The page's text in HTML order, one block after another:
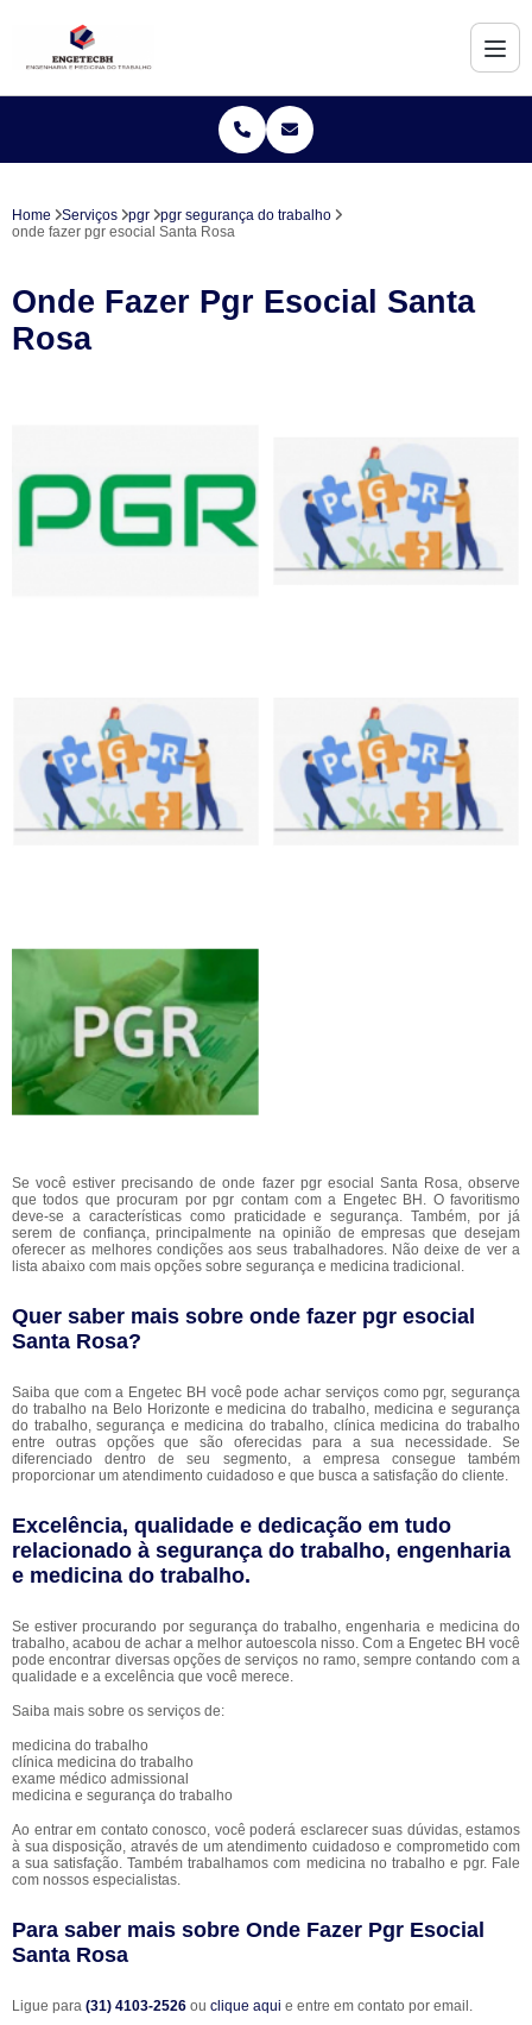
Home Serviços pgr
pgr segurança do trabalho
onde fazer pgr esocial Santa Rosa
Onde Fazer Pgr Esocial Santa
Rosa
Se você estiver precisando de onde fazer pgr esocial Santa Rosa, observe
que todos que procuram por pgr contam com a Engetec BH. O favoritismo
deve-se a características como praticidade e segurança. Também, por já
serem de confiança, principalmente na opinião de empresas que desejam
oferecer as melhores condições aos seus trabalhadores. Não deixe de ver a
lista abaixo com mais opções sobre segurança e medicina tradicional.
Quer saber mais sobre onde fazer pgr esocial
Santa Rosa?
Saiba que com a Engetec BH você pode achar serviços como pgr, segurança
do trabalho na Belo Horizonte e medicina do trabalho, medicina e segurança
do trabalho, segurança e medicina do trabalho, clínica medicina do trabalho
entre outras opções que são oferecidas para a sua necessidade. Se
diferenciado dentro de seu segmento, a empresa consegue também
proporcionar um atendimento cuidadoso e que busca a satisfação do cliente.
Excelência, qualidade e dedicação em tudo
relacionado à segurança do trabalho, engenharia
e medicina do trabalho.
Se estiver procurando por segurança do trabalho, engenharia e medicina do
trabalho, acabou de achar a melhor autoescola nisso. Com a Engetec BH você
pode encontrar diversas opções de serviços no ramo, sempre contando com a
qualidade e a excelência que você merece.
Saiba mais sobre os serviços de:
medicina do trabalho
clínica medicina do trabalho
exame médico admissional
medicina e segurança do trabalho
Ao entrar em contato conosco, você poderá esclarecer suas dúvidas, estamos
à sua disposição, através de um atendimento cuidadoso e comprometido com
a sua satisfação. Também trabalhamos com medicina no trabalho e pgr. Fale
com nossos especialistas.
Para saber mais sobre Onde Fazer Pgr Esocial
Santa Rosa
Ligue para (31) 4103-2526 ou clique aqui e entre em contato por email.